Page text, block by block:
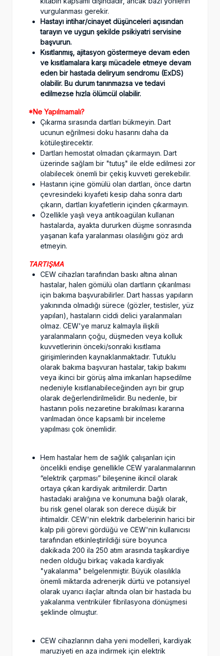
vurgulanması gerekir.
Hastayı intihar/cinayet düşünceleri açısından
tarayın ve uygun şekilde psikiyatri servisine
başvurun.
Kısıtlanmış, ajitasyon göstermeye devam eden
ve kısıtlamalara karşı mücadele etmeye devam
eden bir hastada deliryum sendromu (ExDS)
olabilir. Bu durum tanınmazsa ve tedavi
edilmezse hızla ölümcül olabilir.
*Ne Yapılmamalı?
Çıkarma sırasında dartları bükmeyin. Dart
ucunun eğrilmesi doku hasarını daha da
kötüleştirecektir.
Dartları hemostat olmadan çıkarmayın. Dart
üzerinde sağlam bir "tutuş" ile elde edilmesi zor
olabilecek önemli bir çekiş kuvveti gerekebilir.
Hastanın içine gömülü olan dartları, önce dartın
çevresindeki kıyafeti kesip daha sonra dartı
çıkarın, dartları kıyafetlerin içinden çıkarmayın.
Özellikle yaşlı veya antikoagülan kullanan
hastalarda, ayakta dururken düşme sonrasında
yaşanan kafa yaralanması olasılığını göz ardı
etmeyin.
TARTIŞMA
CEW cihazları tarafından baskı altına alınan
hastalar, halen gömülü olan dartların çıkarılması
için bakıma başvurabilirler. Dart hassas yapıların
yakınında olmadığı sürece (gözler, testisler, yüz
yapıları), hastaların ciddi delici yaralanmaları
olmaz. CEW'ye maruz kalmayla ilişkili
yaralanmaların çoğu, düşmeden veya kolluk
kuvvetlerinin önceki/sonraki kısıtlama
girişimlerinden kaynaklanmaktadır. Tutuklu
olarak bakıma başvuran hastalar, takip bakımı
veya ikinci bir görüş alma imkanları hapsedilme
nedeniyle kısıtlanabileceğinden ayrı bir grup
olarak değerlendirilmelidir. Bu nedenle, bir
hastanın polis nezaretine bırakılması kararına
varılmadan önce kapsamlı bir inceleme
yapılması çok önemlidir.
Hem hastalar hem de sağlık çalışanları için
öncelikli endişe genellikle CEW yaralanmalarının
“elektrik çarpması” bileşenine ikincil olarak
ortaya çıkan kardiyak aritmilerdir. Dartın
hastadaki aralığına ve konumuna bağlı olarak,
bu risk genel olarak son derece düşük bir
ihtimaldir. CEW'nin elektrik darbelerinin harici bir
kalp pili görevi gördüğü ve CEW'nin kullanıcısı
tarafından etkinleştirildiği süre boyunca
dakikada 200 ila 250 atım arasında taşikardiye
neden olduğu birkaç vakada kardiyak
"yakalanma" belgelenmiştir. Büyük olasılıkla
önemli miktarda adrenerjik dürtü ve potansiyel
olarak uyarıcı ilaçlar altında olan bir hastada bu
yakalanma ventriküler fibrilasyona dönüşmesi
şeklinde olmuştur.
CEW cihazlarının daha yeni modelleri, kardiyak
maruziyeti en aza indirmek için elektrik